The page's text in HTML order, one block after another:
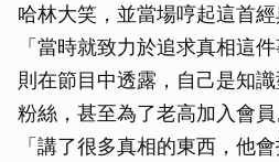
哈林大笑，並當場哼起這首
「當時就致力於追求真相這
則在節目中透露，自己是知
粉絲，甚至為了老高加入會
「講了很多真相的東西，他